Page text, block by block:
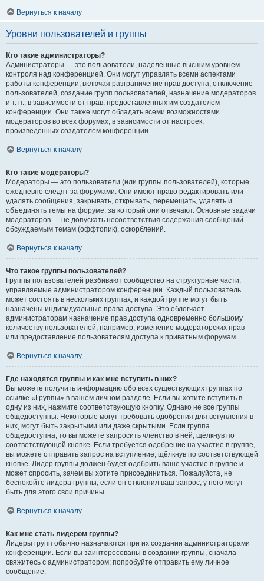
Вернуться к началу
Уровни пользователей и группы
Кто такие администраторы?
Администраторы — это пользователи, наделённые высшим уровнем
контроля над конференцией. Они могут управлять всеми аспектами
работы конференции, включая разграничение прав доступа, отключение
пользователей, создание групп пользователей, назначение модераторов
и т. п., в зависимости от прав, предоставленных им создателем
конференции. Они также могут обладать всеми возможностями
модераторов во всех форумах, в зависимости от настроек,
произведённых создателем конференции.
Вернуться к началу
Кто такие модераторы?
Модераторы — это пользователи (или группы пользователей), которые
ежедневно следят за форумами. Они имеют право редактировать или
удалять сообщения, закрывать, открывать, перемещать, удалять и
объединять темы на форуме, за который они отвечают. Основные задачи
модераторов — не допускать несоответствия содержания сообщений
обсуждаемым темам (оффтопик), оскорблений.
Вернуться к началу
Что такое группы пользователей?
Группы пользователей разбивают сообщество на структурные части,
управляемые администратором конференции. Каждый пользователь
может состоять в нескольких группах, и каждой группе могут быть
назначены индивидуальные права доступа. Это облегчает
администраторам назначение прав доступа одновременно большому
количеству пользователей, например, изменение модераторских прав
или предоставление пользователям доступа к приватным форумам.
Вернуться к началу
Где находятся группы и как мне вступить в них?
Вы можете получить информацию обо всех существующих группах по
ссылке «Группы» в вашем личном разделе. Если вы хотите вступить в
одну из них, нажмите соответствующую кнопку. Однако не все группы
общедоступны. Некоторые могут требовать одобрения для вступления в
них, могут быть закрытыми или даже скрытыми. Если группа
общедоступна, то вы можете запросить членство в ней, щёлкнув по
соответствующей кнопке. Если требуется одобрение на участие в группе,
вы можете отправить запрос на вступление, щёлкнув по соответствующей
кнопке. Лидер группы должен будет одобрить ваше участие в группе и
может спросить, зачем вы хотите присоединиться. Пожалуйста, не
беспокойте лидера группы, если он отклонил ваш запрос; у него могут
быть для этого свои причины.
Вернуться к началу
Как мне стать лидером группы?
Лидеры групп обычно назначаются при их создании администраторами
конференции. Если вы заинтересованы в создании группы, сначала
свяжитесь с администратором; попробуйте отправить ему личное
сообщение.